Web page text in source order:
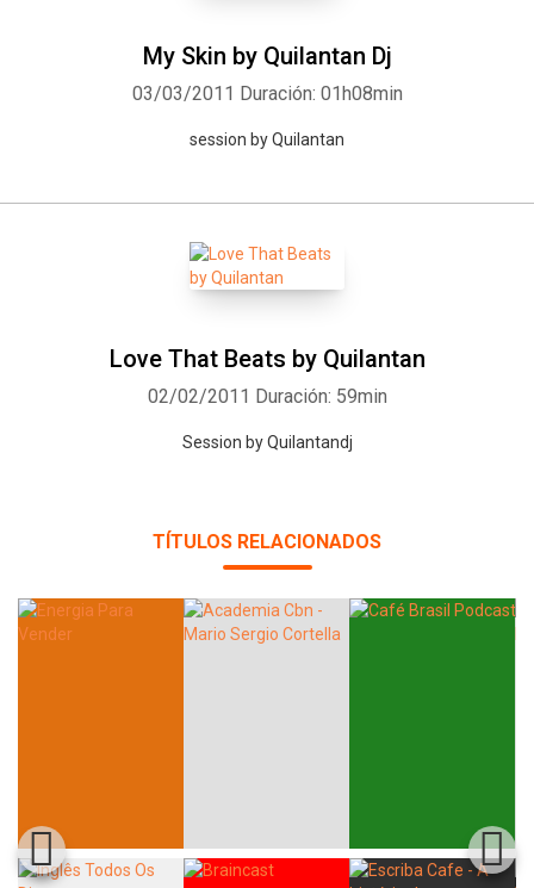
Articbar, D.F., Condesa; Kimerah, Cuatitlan Izcalli; Passion, D.F. ,
Polanco; El Chango, Cuatitlan Izcalli; Liverpool 100,D.F., Zona Rosa;
Zona Rosa; Play Condesa,D.F., Condesa; Gravity house (after
21,Concepto de fiestas ***
My Skin by Quilantan Dj
03/03/2011 Duración: 01h08min
session by Quilantan
Love That Beats by Quilantan
02/02/2011 Duración: 59min
Session by Quilantandj
TÍTULOS RELACIONADOS